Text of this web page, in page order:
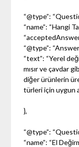
“@type”:
“name”: “Hangi
“@type”:
“text”: “Yerel
mısır ve çavdar
diğer ürünlerin
türleri için uygun
},
“@type”:
“name”: “El